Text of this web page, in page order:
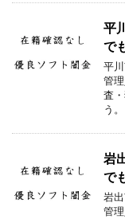
平
で
平
管
査
う。
岩
で
岩
管